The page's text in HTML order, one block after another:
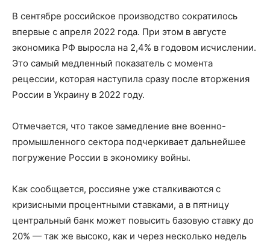
В сентябре российское производство сократилось
впервые с апреля 2022 года. При этом в августе
экономика РФ выросла на 2,4% в годовом исчислении.
Это самый медленный показатель с момента
рецессии, которая наступила сразу после вторжения
России в Украину в 2022 году.
Отмечается, что такое замедление вне военно-
промышленного сектора подчеркивает дальнейшее
погружение России в экономику войны.
Как сообщается, россияне уже сталкиваются с
кризисными процентными ставками, а в пятницу
центральный банк может повысить базовую ставку до
20% — так же высоко, как и через несколько недель